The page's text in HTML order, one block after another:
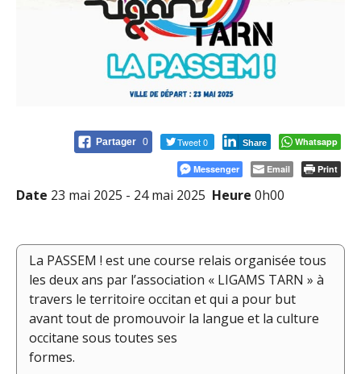
Partager 0 Tweet 0 Share Whatsapp
Messenger Email Print
Date 23 mai 2025 - 24 mai 2025 Heure 0h00
La PASSEM ! est une course relais organisée tous
les deux ans par l’association « LIGAMS TARN » à
travers le territoire occitan et qui a pour but
avant tout de promouvoir la langue et la culture
occitane sous toutes ses
formes.